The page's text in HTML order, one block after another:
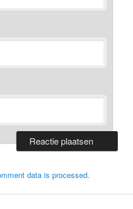
data is processed.